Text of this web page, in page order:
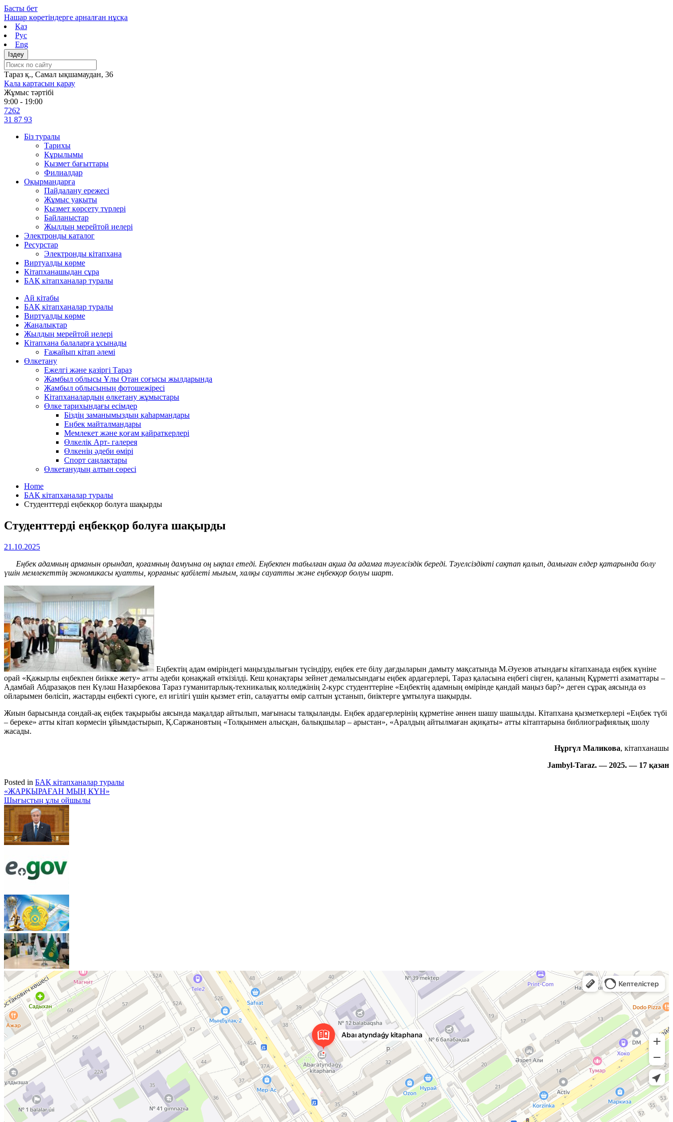
Skip
to
content
Басты бет
Нашар көретіндерге арналған нұсқа
Қаз
Рус
Eng
Тараз қ., Самал ықшамаудан, 36
Қала картасын қарау
Жұмыс тәртібі
9:00 - 19:00
7262
31 87 93
Біз туралы
Тарихы
Құрылымы
Қызмет бағыттары
Филиалдар
Оқырмандарға
Пайдалану ережесі
Жұмыс уақыты
Қызмет көрсету түрлері
Байланыстар
Жылдың мерейтой иелері
Электронды каталог
Ресурстар
Электронды кітапхана
Виртуалды көрме
Кітапханашыдан сұра
БАҚ кітапханалар туралы
Ай кітабы
БАҚ кітапханалар туралы
Виртуалды көрме
Жаңалықтар
Жылдың мерейтой иелері
Кітапхана балаларға ұсынады
Ғажайып кітап әлемі
Өлкетану
Ежелгі және қазіргі Тараз
Жамбыл облысы Ұлы Отан соғысы жылдарында
Жамбыл облысының фотошежіресі
Кітапханалардың өлкетану жұмыстары
Өлке тарихындағы есімдер
Біздің заманымыздың қаһармандары
Еңбек майталмандары
Мемлекет және қоғам қайраткерлері
Өлкелік Арт- галерея
Өлкенің әдеби өмірі
Спорт саңлақтары
Өлкетанудың алтын сөресі
Home
БАҚ кітапханалар туралы
Студенттерді еңбекқор болуға шақырды
Студенттерді еңбекқор болуға шақырды
21.10.2025
Еңбек адамның арманын орындап, қоғамның дамуына оң ықпал етеді. Еңбекпен табылған ақша да адамға тәуелсіздік береді. Тәуелсіздікті сақтап қалып, дамыған елдер қатарында болу
үшін мемлекеттің экономикасы қуатты, қорғаныс қабілеті мығым, халқы сауатты және еңбекқор болуы шарт.
Еңбектің адам өміріндегі маңыздылығын түсіндіру, еңбек ете білу дағдыларын дамыту мақсатында М.Әуезов атындағы кітапханада еңбек күніне
орай «Қажырлы еңбекпен биікке жету» атты әдеби қонақжай өткізілді. Кеш қонақтары зейнет демалысындағы еңбек ардагерлері, Тараз қаласына еңбегі сіңген, қаланың Құрметті азаматтары –
Адамбай Абдразақов пен Күләш Назарбекова Тараз гуманитарлық-техникалық колледжінің 2-курс студенттеріне «Еңбектің адамның өмірінде қандай маңыз бар?» деген сұрақ аясында өз
ойларымен бөлісіп, жастарды еңбекті сүюге, ел игілігі үшін қызмет етіп, салауатты өмір салтын ұстанып, биіктерге ұмтылуға шақырды.
Жиын барысында сондай-ақ еңбек тақырыбы аясында мақалдар айтылып, мағынасы талқыланды. Еңбек ардагерлерінің құрметіне әннен шашу шашылды. Кітапхана қызметкерлері «Еңбек түбі
– береке» атты кітап көрмесін ұйымдастырып, Қ.Саржановтың «Толқынмен алысқан, балықшылар – арыстан», «Аралдың айтылмаған ақиқаты» атты кітаптарына библиографиялық шолу
жасады.
Нұргүл Маликова, кітапханашы
Jambyl-Taraz. — 2025. — 17 қазан
Posted in БАҚ кітапханалар туралы
Навигация
по
записям
«ЖАРҚЫРАҒАН МЫҢ КҮН»
Шығыстың ұлы ойшылы